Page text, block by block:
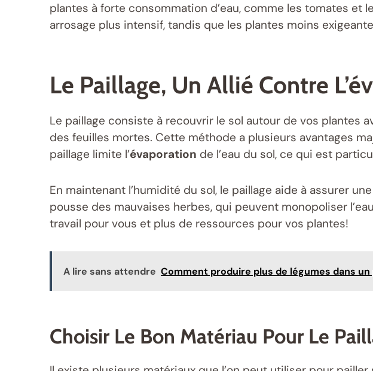
plantes à forte consommation d’eau, comme les tomates
arrosage plus intensif, tandis que les plantes moins
Le Paillage, Un Allié Contre
Le paillage consiste à recouvrir le sol autour de vos plantes
des feuilles mortes. Cette méthode a plusieurs avantages
paillage limite l’évaporation de l’eau du sol, ce qui est
En maintenant l’humidité du sol, le paillage aide à assurer une
pousse des mauvaises herbes, qui peuvent monopoliser
travail pour vous et plus de ressources pour vos plantes!
A lire sans attendre Comment produire plus de légumes dans
Choisir Le Bon Matériau Pour Le